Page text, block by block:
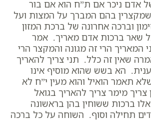
אדם ניכר אם ת”ח הוא אם בור
בהם המברך על המצות ועל
וברכה אחרונה של ברכת המזון
שאר ברכות אדם מאריך. אמר
המאריך הרי זה מגונה והמקצר הרי
שאין זה כלל. תני צריך להאריך
הא בשש שהוא מוסיף אינו
תאמר הואיל והוא מעין י”ח לא
צריך מימר צריך להאריך בגואל
ברכות ששוחין בהן בראשונה
תחילה וסוף. השוחה על כל ברכה